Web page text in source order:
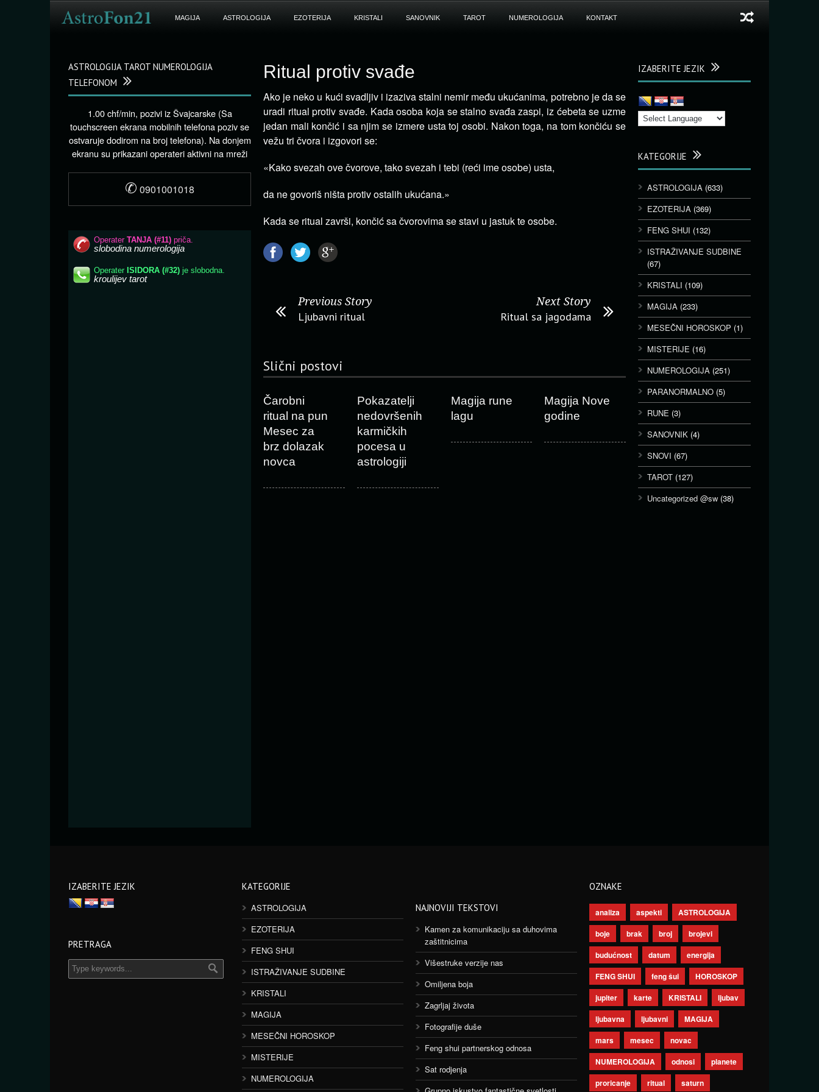
MAGIJA ASTROLOGIJA EZOTERIJA KRISTALI SANOVNIK TAROT NUMEROLOGIJA KONTAKT
Ritual protiv svađe
Ako je neko u kući svadljiv i izaziva stalni nemir među ukućanima, potrebno je da se
uradi ritual protiv svađe. Kada osoba koja se stalno svađa zaspi, iz ćebeta se uzme
jedan mali končić i sa njim se izmere usta toj osobi. Nakon toga, na tom končiću se
vežu tri čvora i izgovori se:
«Kako svezah ove čvorove, tako svezah i tebi (reći ime osobe) usta,
da ne govoriš ništa protiv ostalih ukućana.»
Kada se ritual završi, končić sa čvorovima se stavi u jastuk te osobe.
Previous Story
Ljubavni ritual
Next Story
Ritual sa jagodama
Slični postovi
Čarobni
ritual na pun
Mesec za
brz dolazak
novca
Pokazatelji
nedovršenih
karmičkih
pocesa u
astrologiji
Magija rune
lagu
Magija Nove
godine
IZABERITE JEZIK
KATEGORIJE
ASTROLOGIJA (633)
EZOTERIJA (369)
FENG SHUI (132)
ISTRAŽIVANJE SUDBINE
(67)
KRISTALI (109)
MAGIJA (233)
MESEČNI HOROSKOP (1)
MISTERIJE (16)
NUMEROLOGIJA (251)
PARANORMALNO (5)
RUNE (3)
SANOVNIK (4)
SNOVI (67)
TAROT (127)
Uncategorized @sw (38)
ASTROLOGIJA TAROT NUMEROLOGIJA
TELEFONOM
1.00 chf/min, pozivi iz Švajcarske (Sa
touchscreen ekrana mobilnih telefona poziv se
ostvaruje dodirom na broj telefona). Na donjem
ekranu su prikazani operateri aktivni na mreži
✆ 0901001018
IZABERITE JEZIK
PRETRAGA
KATEGORIJE
ASTROLOGIJA
EZOTERIJA
FENG SHUI
ISTRAŽIVANJE SUDBINE
KRISTALI
MAGIJA
MESEČNI HOROSKOP
MISTERIJE
NUMEROLOGIJA
NAJNOVIJI TEKSTOVI
Kamen za komunikaciju sa duhovima
zaštitnicima
Višestruke verzije nas
Omiljena boja
Zagrljaj života
Fotografije duše
Feng shui partnerskog odnosa
Sat rodjenja
OZNAKE
analiza aspekti
ASTROLOGIJA
boje
brak broj
brojevi
budućnost
datum
energija
FENG SHUI
feng šui
HOROSKOP
jupiter
karte KRISTALI
ljubav
ljubavna
ljubavni
MAGIJA
mars
mesec
novac
NUMEROLOGIJA
odnosi
planete
proricanje
ritual saturn